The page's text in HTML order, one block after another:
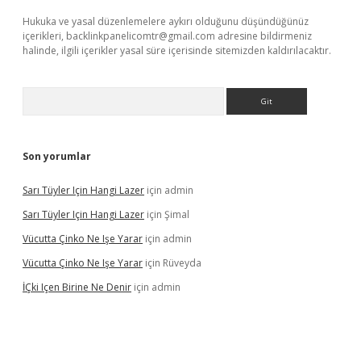
Hukuka ve yasal düzenlemelere aykırı olduğunu düşündüğünüz
içerikleri, backlinkpanelicomtr@gmail.com adresine bildirmeniz
halinde, ilgili içerikler yasal süre içerisinde sitemizden kaldırılacaktır.
Son yorumlar
Sarı Tüyler Için Hangi Lazer için admin
Sarı Tüyler Için Hangi Lazer için Şimal
Vücutta Çinko Ne Işe Yarar için admin
Vücutta Çinko Ne Işe Yarar için Rüveyda
İÇki Içen Birine Ne Denir için admin